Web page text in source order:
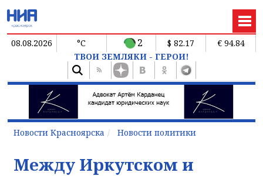
08.08.2026 °C 2 $ 82.17
€ 94.84
ТВОИ ЗЕМЛЯКИ - ГЕРОИ!
Новости Красноярска Новости политики
Между Иркутском и